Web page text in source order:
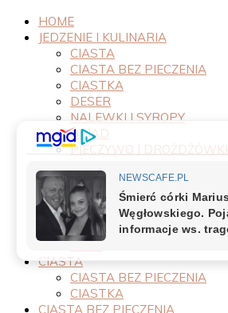
HOME
JEDZENIE I KULINARIA
CIASTA
CIASTA BEZ PIECZENIA
CIASTKA
DESER
NALEWKI I SYROPY
OBIAD
PIECZYWO I DROŻDŻÓWKI
PRZEPISY
PRZETWORY
PRZYSTAWKI
SAŁATKI I SURÓWKI
SOSY
CIASTA
CIASTA BEZ PIECZENIA
CIASTKA
CIASTA BEZ PIECZENIA